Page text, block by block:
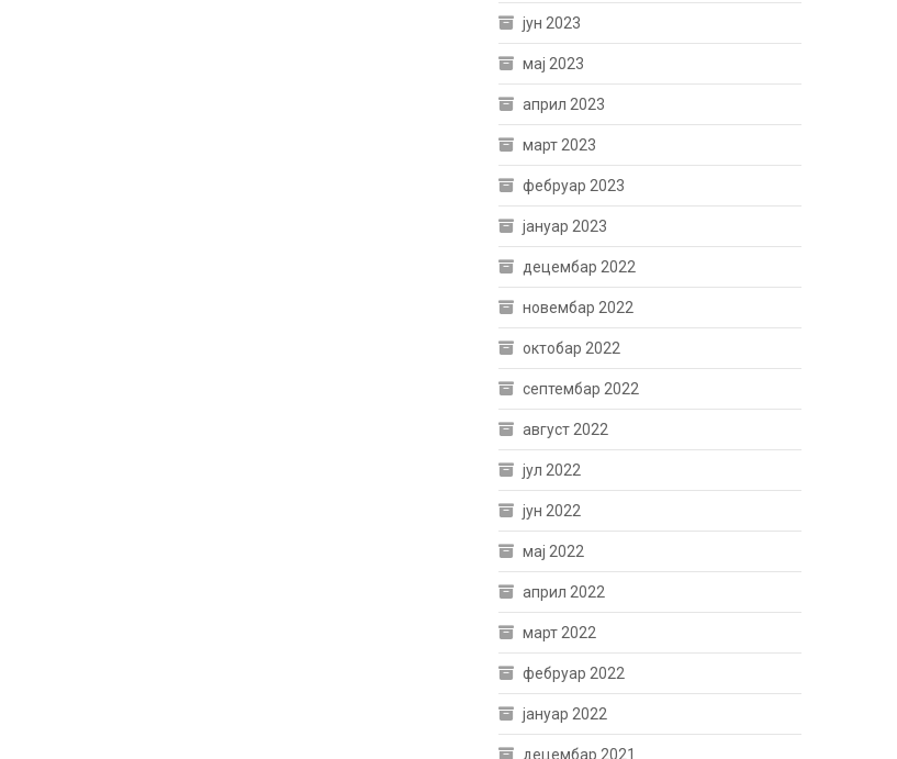
јун 2023
мај 2023
април 2023
март 2023
фебруар 2023
јануар 2023
децембар 2022
новембар 2022
октобар 2022
септембар 2022
август 2022
јул 2022
јун 2022
мај 2022
април 2022
март 2022
фебруар 2022
јануар 2022
децембар 2021